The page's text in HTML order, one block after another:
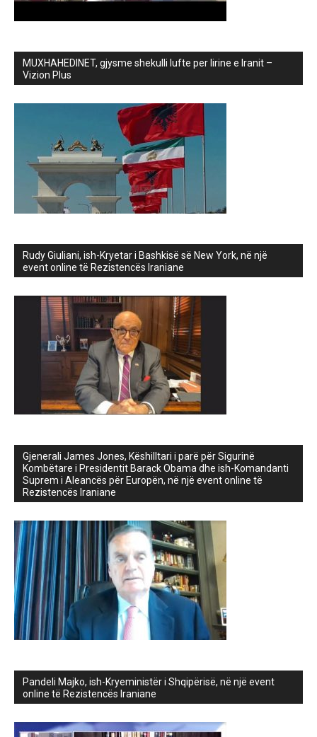
MUXHAHEDINET, gjysme shekulli lufte per lirine e Iranit –
Vizion Plus
Rudy Giuliani, ish-Kryetar i Bashkisë së New York, në një
event online të Rezistencës Iraniane
Gjenerali James Jones, Këshilltari i parë për Sigurinë
Kombëtare i Presidentit Barack Obama dhe ish-Komandanti
Suprem i Aleancës për Europën, në një event online të
Rezistencës Iraniane
Pandeli Majko, ish-Kryeministër i Shqipërisë, në një event
online të Rezistencës Iraniane